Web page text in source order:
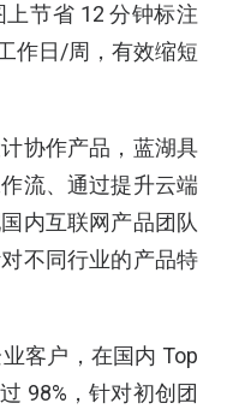
节省 12 分钟标注
作日/周，有效缩短
协作产品，蓝湖具
流、通过提升云端
内互联网产品团队
不同行业的产品特
客户，在国内 Top
98%，针对初创团